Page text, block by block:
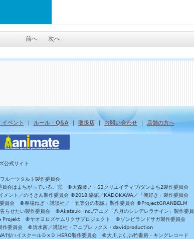
前へ 次へ
イベント ｜ ルール・Q&A｜ 取扱店｜お問い合わせ｜ 店舗の方へ
公式サイト
ルーツタルト製作委員会
会はまちがっている。完 ©大森藤ノ・SBクリエイティブ/ダンまち2製作委員会
ント／のうきん製作委員会 ©2018 駱駝／KADOKAWA／「俺好き」製作委員会
員会 ©春場ねぎ・講談社／「五等分の花嫁」製作委員会 ©ProjectGRANBELM
らせたい製作委員会 ©Akatsuki Inc./アニメ「八月のシンデレラナイン」製作委
Projekt ©ヤオヨロズケムリクサプロジェクト ©ゾンビランドサガ製作委員会
委員会 ©清水茜／講談社・アニプレックス・davidproduction
/ハイスクールＤ×Ｄ HERO製作委員会 ©大川ぶくぶ/竹書房・キングレコード